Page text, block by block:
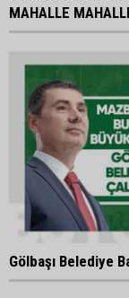
MAHALLE
Gölbaşı Belediye